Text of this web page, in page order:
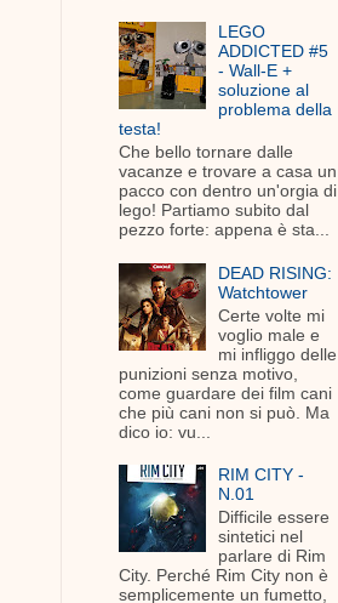
LEGO
ADDICTED #5
- Wall-E +
soluzione al
problema della
testa!
Che bello tornare dalle
vacanze e trovare a casa un
pacco con dentro un'orgia di
lego! Partiamo subito dal
pezzo forte: appena è sta...
DEAD RISING:
Watchtower
Certe volte mi
voglio male e
mi infliggo delle
punizioni senza motivo,
come guardare dei film cani
che più cani non si può. Ma
dico io: vu...
RIM CITY -
N.01
Difficile essere
sintetici nel
parlare di Rim
City. Perché Rim City non è
semplicemente un fumetto,